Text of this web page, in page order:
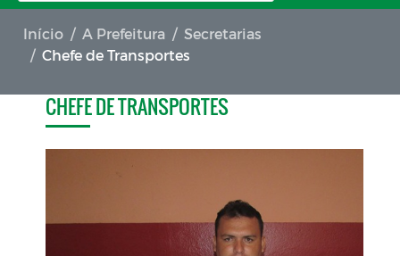
Início A Prefeitura
Secretarias
Chefe de Transportes
CHEFE DE TRANSPORTES